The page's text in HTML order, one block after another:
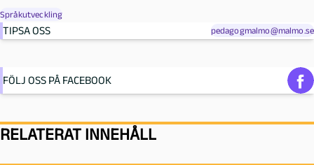
Språkutveckling
TIPSA OSS pedagogmalmo@malmo.se
FÖLJ OSS PÅ FACEBOOK
RELATERAT INNEHÅLL